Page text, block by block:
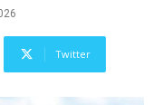
Twitter